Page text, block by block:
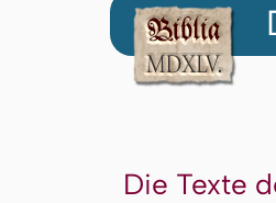
Die Texte